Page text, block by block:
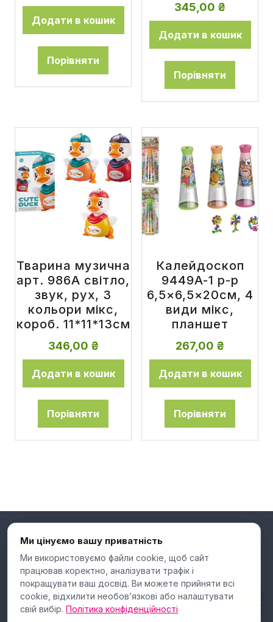
Додати в кошик
Порівняти
345,00 ₴
Додати в кошик
Порівняти
Тварина музична
арт. 986A світло,
звук, рух, 3
кольори мікс,
короб. 11*11*13см
346,00 ₴
Додати в кошик
Порівняти
Калейдоскоп
9449A-1 р-р
6,5×6,5×20см, 4
види мікс,
планшет
267,00 ₴
Додати в кошик
Порівняти
Ми цінуємо вашу приватність
Ми використовуємо файли cookie, щоб сайт
працював коректно, аналізувати трафік і
покращувати ваш досвід. Ви можете прийняти всі
cookie, відхилити необов’язкові або налаштувати
свій вибір. Політика конфіденційності